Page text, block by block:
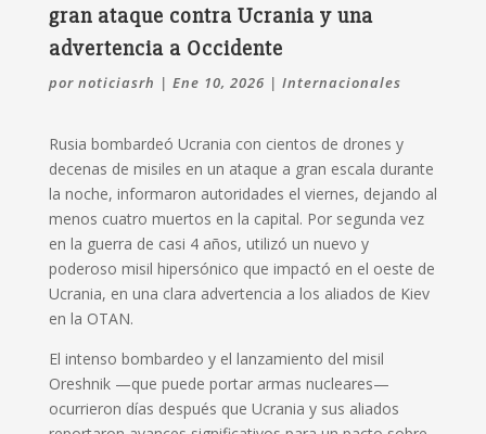
gran ataque contra Ucrania y una
advertencia a Occidente
por noticiasrh | Ene 10, 2026 | Internacionales
Rusia bombardeó Ucrania con cientos de drones y
decenas de misiles en un ataque a gran escala durante
la noche, informaron autoridades el viernes, dejando al
menos cuatro muertos en la capital. Por segunda vez
en la guerra de casi 4 años, utilizó un nuevo y
poderoso misil hipersónico que impactó en el oeste de
Ucrania, en una clara advertencia a los aliados de Kiev
en la OTAN.
El intenso bombardeo y el lanzamiento del misil
Oreshnik —que puede portar armas nucleares—
ocurrieron días después que Ucrania y sus aliados